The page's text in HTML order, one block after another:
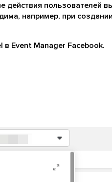
действия пользователей
например, при
Event Manager Facebook.